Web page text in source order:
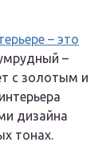
– это
–
с золотым и
дизайна
тонах.